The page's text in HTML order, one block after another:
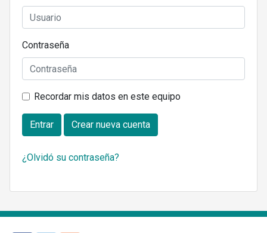
Contraseña
Recordar mis datos en este equipo
Entrar Crear nueva cuenta
¿Olvidó su contraseña?